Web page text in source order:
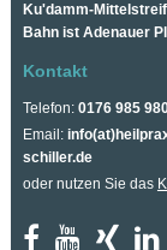
Ku'damm-
Bahn ist Adenauer
Kontakt
Telefon: 0176 985
Email:
schiller.de
oder nutzen Sie das